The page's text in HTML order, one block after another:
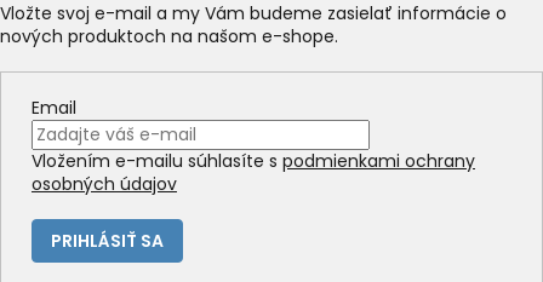
Vložte svoj e-mail a my Vám budeme zasielať informácie o
nových produktoch na našom e-shope.
Email
Vložením e-mailu súhlasíte s podmienkami ochrany
osobných údajov
PRIHLÁSIŤ SA